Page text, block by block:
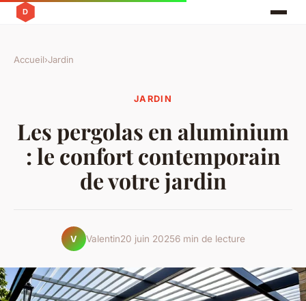
Accueil›Jardin
JARDIN
Les pergolas en aluminium
: le confort contemporain
de votre jardin
V Valentin20 juin 20256 min de lecture